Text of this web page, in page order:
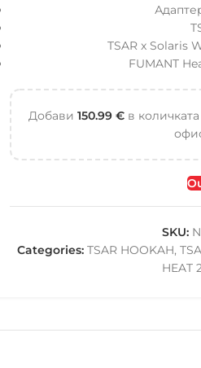
TSAR x Solaris
FUMANT
Добави 150.99 €в
SKU:
Categories: TSAR HOOKAH,
HEAT